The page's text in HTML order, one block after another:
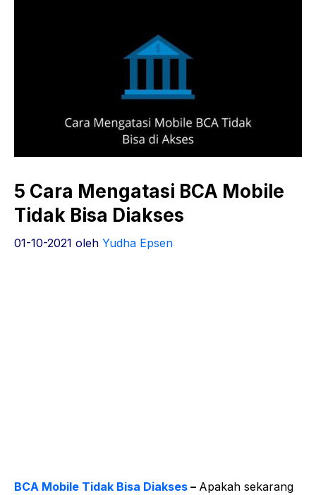
5 Cara Mengatasi BCA Mobile
Tidak Bisa Diakses
01-10-2021 oleh Yudha Epsen
BCA Mobile Tidak Bisa Diakses – Apakah sekarang